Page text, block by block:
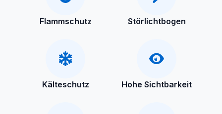
Flammschutz Störlichtbogen
Kälteschutz Hohe Sichtbarkeit